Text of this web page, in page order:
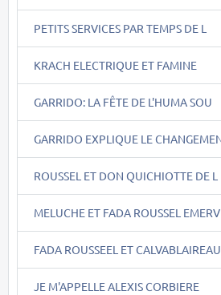
PETITS SERVICES PAR TEMPS DE L
KRACH ELECTRIQUE ET FAMINE
GARRIDO: LA FÊTE DE L'HUMA SOU
GARRIDO EXPLIQUE LE
ROUSSEL ET DON QUICHIOTTE DE L
MELUCHE ET FADA ROUSSEL
FADA ROUSSEEL ET CALVABLAIREAU
JE M'APPELLE ALEXIS CORBIERE